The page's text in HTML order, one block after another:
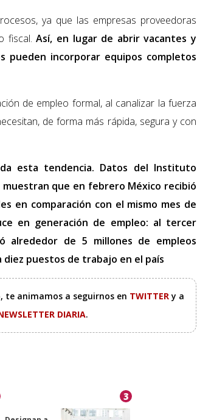
ya que las empresas proveedoras
fiscal.Así, en lugar de abrir vacantes y
pueden incorporar equipos completos
de empleo formal, al canalizar la fuerza
de forma más rápida, segura y con
esta tendencia. Datos del Instituto
muestran que en febrero México recibió
en comparación con el mismo mes de
en generación de empleo: al tercer
alrededor de 5 millones de empleos
diez puestos de trabajo en el país
animamos a seguirnos en TWITTERy a
DIARIA.
3